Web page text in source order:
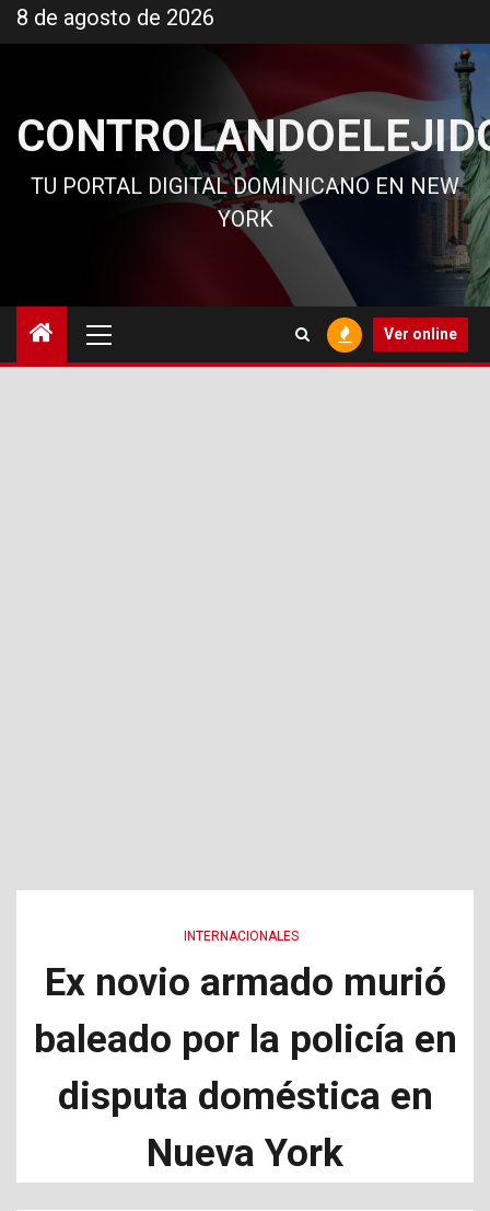
al
8 de agosto de 2026
TU PORTAL DIGITAL DOMINICANO EN NEW
YORK
principal
Ver online
INTERNACIONALES
Ex novio armado murió
baleado por la policía en
disputa doméstica en
Nueva York